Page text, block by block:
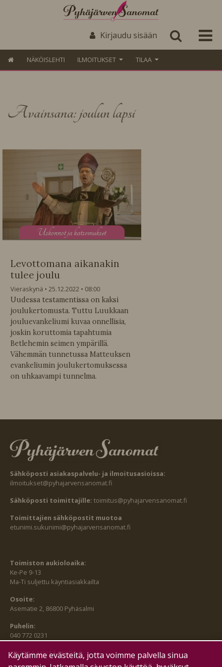
Kirjaudu sisään
NÄKÖISLEHTI ILMOITUKSET TILAA
Avainsana: joulun lapsi
Uskonnot ja katsomukset
Levottomana aikanakin
tulee joulu
Vieraskynä 25.12.2022
08:00
Uudessa testamentissa on kaksi
joulukertomusta. Tuttu Luukkaan
jouluevankeliumi kuvaa onnellisia,
joskin koruttomia tapahtumia
Betlehemin seimen ympärillä.
Vähemmän tunnetussa Matteuksen
evankeliumin joulukertomuksessa
on uhkaavampi tunnelma.
Sähköposti asiakaspalvelu- ja ilmoitusasioissa:
ilmoitukset@pyhajarvensanomat.fi
Sähköposti toimittajille: toimitus@pyhajarvensanomat.fi
Toimittajien sähköpostit muotoa
etunimi.sukunimi@pyhajarvensanomat.fi
Toimiston aukioloaika:
Ke-Pe 9-13
Ma-Ti suljettu käyntiasiakkailta
Osoite:
Asematie 2, 86800 Pyhäsalmi
Puhelin:
040 772 0231
SEURAA MEITÄ MYÖS:
Käytämme evästeitä, jotta voimme palvella sinua